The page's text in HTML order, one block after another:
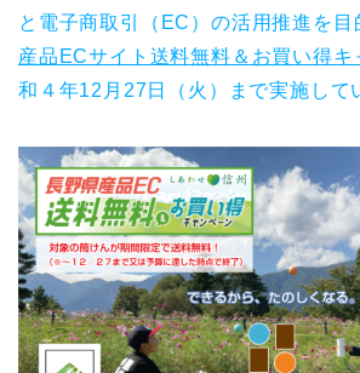
と電子商取引（EC）の活用推進を目
産品ECサイト送料無料＆お買い得キ
和４年12月27日（火）まで実施して